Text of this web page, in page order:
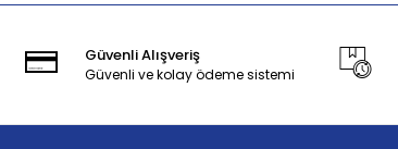
Güvenli Alışveriş
Güvenli ve kolay ödeme sistemi